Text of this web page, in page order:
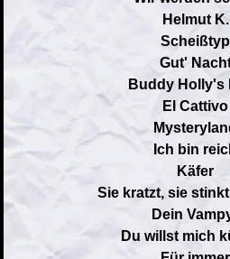
Helmut K.
Scheißtyp
Gut'
Buddy Holly's
El Cattivo
Ich bin
Käfer
Sie kratzt, sie
Dein
Du willst mich